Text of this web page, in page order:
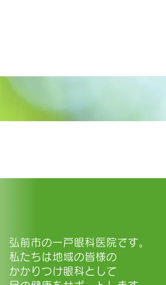
弘前市の一戸眼科医院です。
私たちは地域の皆様の
かかりつけ眼科として